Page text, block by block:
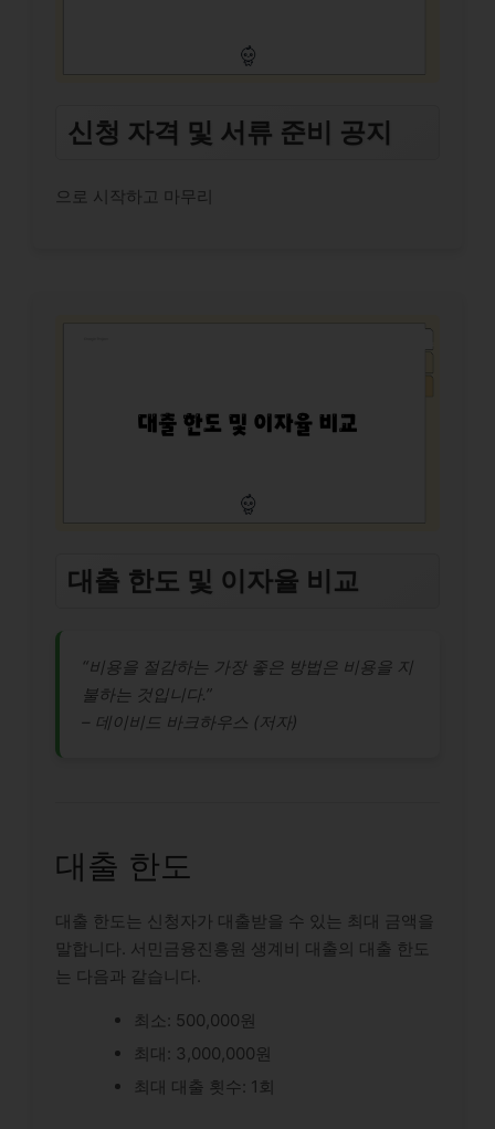
신청 자격 및 서류 준비 공지
으로 시작하고 마무리
대출 한도 및 이자율 비교
“비용을 절감하는 가장 좋은 방법은 비용을 지
불하는 것입니다.”
– 데이비드 바크하우스 (저자)
대출 한도
대출 한도는 신청자가 대출받을 수 있는 최대 금액을
말합니다. 서민금융진흥원 생계비 대출의 대출 한도
는 다음과 같습니다.
최소: 500,000원
최대: 3,000,000원
최대 대출 횟수: 1회